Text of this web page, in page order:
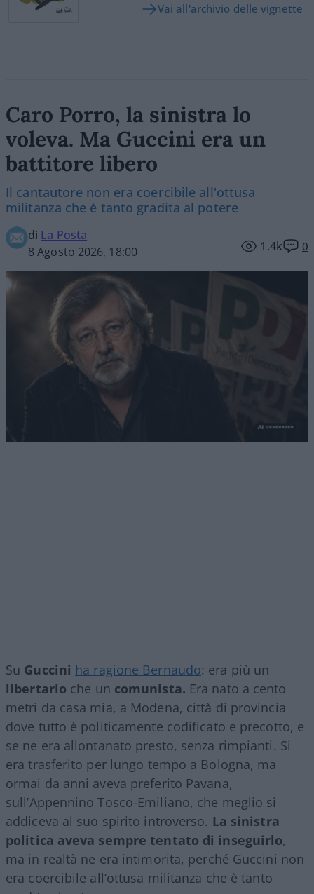
Vai all'archivio delle vignette
Caro Porro, la sinistra lo
voleva. Ma Guccini era un
battitore libero
Il cantautore non era coercibile all'ottusa
militanza che è tanto gradita al potere
di La Posta
8 Agosto 2026, 18:00
1.4k 0
Su Guccini ha ragione Bernaudo: era più un
libertario che un comunista. Era nato a cento
metri da casa mia, a Modena, città di provincia
dove tutto è politicamente codificato e precotto, e
se ne era allontanato presto, senza rimpianti. Si
era trasferito per lungo tempo a Bologna, ma
ormai da anni aveva preferito Pavana,
sull’Appennino Tosco-Emiliano, che meglio si
addiceva al suo spirito introverso. La sinistra
politica aveva sempre tentato di inseguirlo,
ma in realtà ne era intimorita, perché Guccini non
era coercibile all’ottusa militanza che è tanto